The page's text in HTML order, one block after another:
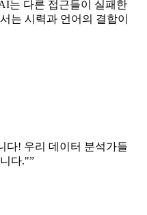
는 다른 접근들이 실패한
는 시력과 언어의 결합이
다! 우리 데이터 분석가들
다."”